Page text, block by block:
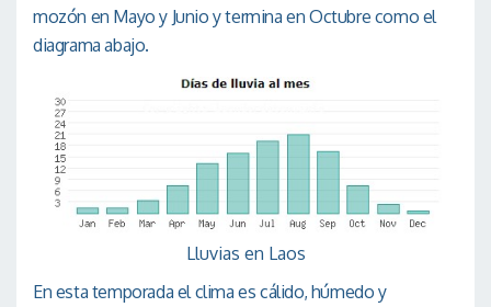
mozón en Mayo y Junio y termina en Octubre como el
diagrama abajo.
Lluvias en Laos
En esta temporada el clima es cálido, húmedo y